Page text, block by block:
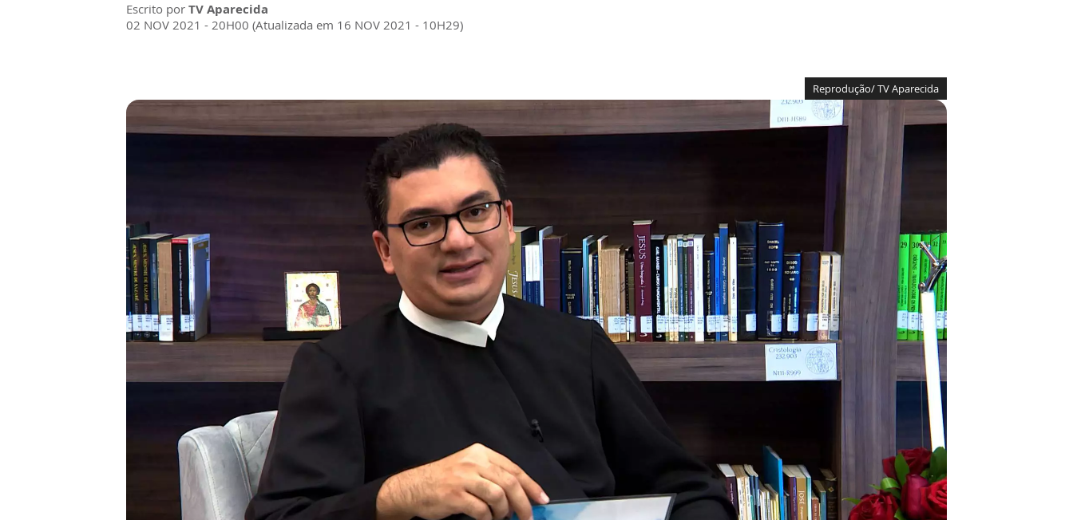
Escrito por TV Aparecida
02 NOV 2021 - 20H00 (Atualizada em 16 NOV 2021 - 10H29)
Reprodução/ TV Aparecida